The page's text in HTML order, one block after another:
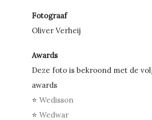
Fotograaf
Oliver Verheij
Awards
Deze foto is bekroond met de
awards
⭐Wedisson
⭐Wedwar